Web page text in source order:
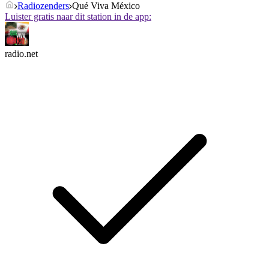
Radiozenders Qué Viva México
Luister gratis naar dit station in de app:
radio.net